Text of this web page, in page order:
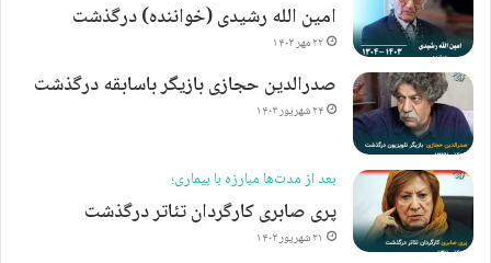
امین الله رشیدی (خواننده) درگذشت
۲۲ مهر ۱۴۰۳
صدرالدین حجازی بازیگر باسابقه درگذشت
۲۴ شهریور ۱۴۰۳
بعد از مدت‌ها مبارزه با بیماری؛
پری صابری کارگردان تئاتر درگذشت
۲۱ شهریور ۱۴۰۳